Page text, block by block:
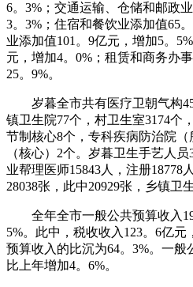
6。3%；交通运输、仓储和邮政
3。3%；住宿和餐饮业添加值65
业添加值101。9亿元，增加5。
元，增加4。0%；租赁和商务办
25。9%。
岁暮全市共有医疗卫朝气构
镇卫生院77个，村卫生室3174个
节制核心8个，专科疾病防治院
（核心）2个。岁暮卫生手艺人
业帮理医师15843人，注册18778
28038张，此中20929张，乡镇卫
全年全市一般公共预算收入
5%。此中，税收收入123。6亿
预算收入的比沉为64。3%。一般
比上年增加4。6%。